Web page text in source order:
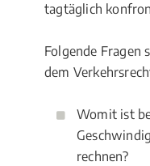
tagtäglich
Folgende Fragen
dem
Womit ist
rechnen?